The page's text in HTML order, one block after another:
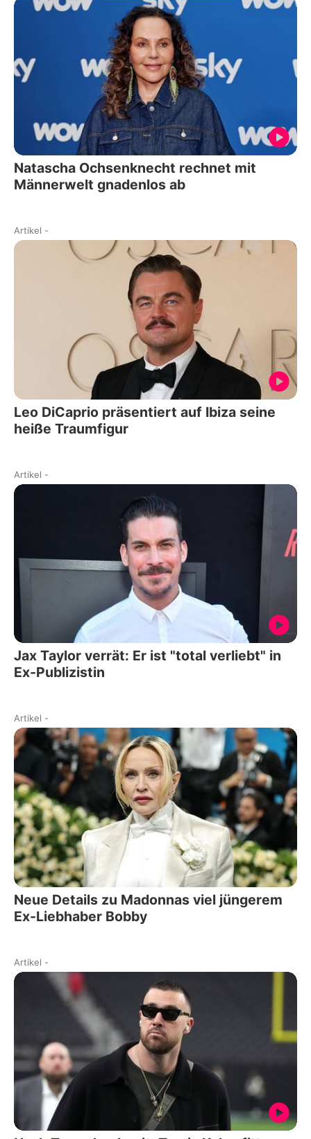
Natascha Ochsenknecht rechnet mit
Männerwelt gnadenlos ab
Artikel -
Leo DiCaprio präsentiert auf Ibiza seine
heiße Traumfigur
Artikel -
Jax Taylor verrät: Er ist "total verliebt" in
Ex-Publizistin
Artikel -
Neue Details zu Madonnas viel jüngerem
Ex-Liebhaber Bobby
Artikel -